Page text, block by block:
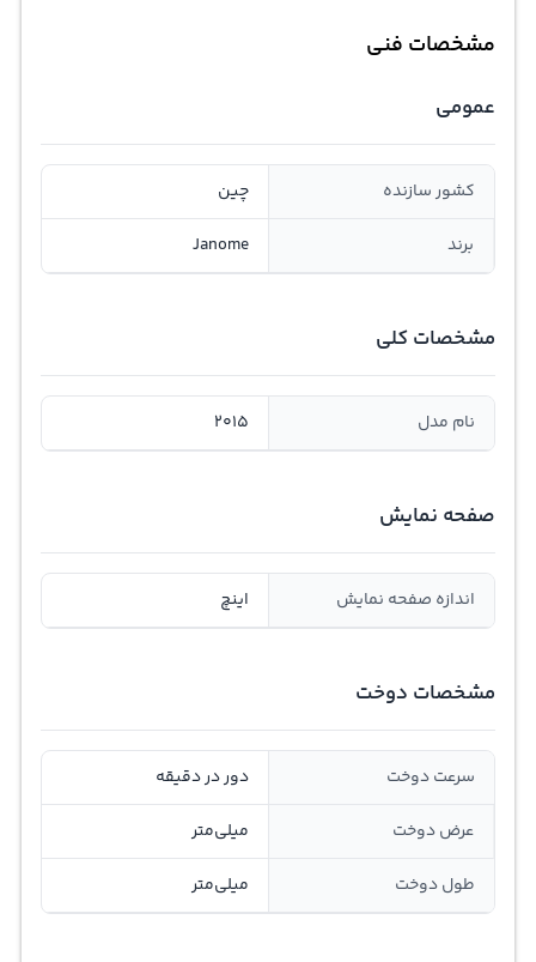
مشخصات فنی
عمومی
کشور سازنده چین
برند Janome
مشخصات کلی
نام مدل 2015
صفحه نمایش
اندازه صفحه نمایش اینچ
مشخصات دوخت
سرعت دوخت دور در دقیقه
عرض دوخت میلی‌متر
طول دوخت میلی‌متر